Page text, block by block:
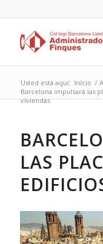
Usted está aquí: Inicio /
Barcelona impulsará las
viviendas
LAS